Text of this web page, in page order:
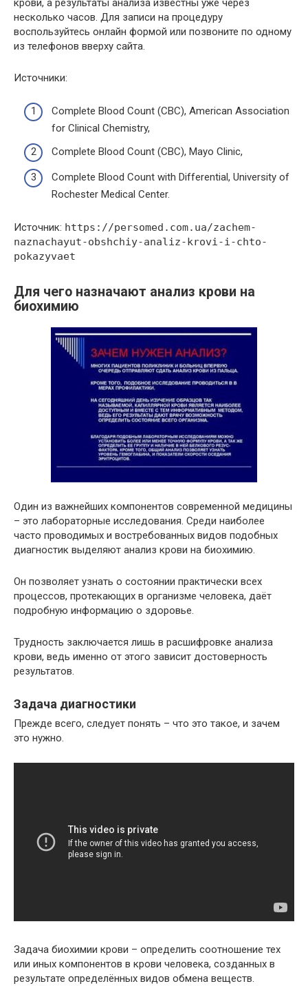
крови, а результаты анализа известны уже через
несколько часов. Для записи на процедуру
воспользуйтесь онлайн формой или позвоните по одному
из телефонов вверху сайта.
Источники:
Complete Blood Count (CBC), American Association
for Clinical Chemistry,
Complete Blood Count (CBC), Mayo Clinic,
Complete Blood Count with Differential, University of
Rochester Medical Center.
Источник: https://persomed.com.ua/zachem-
naznachayut-obshchiy-analiz-krovi-i-chto-
pokazyvaet
Для чего назначают анализ крови на
биохимию
Один из важнейших компонентов современной медицины
– это лабораторные исследования. Среди наиболее
часто проводимых и востребованных видов подобных
диагностик выделяют анализ крови на биохимию.
Он позволяет узнать о состоянии практически всех
процессов, протекающих в организме человека, даёт
подробную информацию о здоровье.
Трудность заключается лишь в расшифровке анализа
крови, ведь именно от этого зависит достоверность
результатов.
Задача диагностики
Прежде всего, следует понять – что это такое, и зачем
это нужно.
Задача биохимии крови – определить соотношение тех
или иных компонентов в крови человека, созданных в
результате определённых видов обмена веществ.